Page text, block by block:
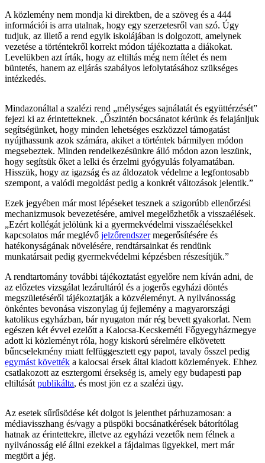
A közlemény nem mondja ki direktben, de a szöveg és a 444
információi is arra utalnak, hogy egy szerzetesről van szó. Úgy
tudjuk, az illető a rend egyik iskolájában is dolgozott, amelynek
vezetése a történtekről korrekt módon tájékoztatta a diákokat.
Levelükben azt írták, hogy az eltiltás még nem ítélet és nem
büntetés, hanem az eljárás szabályos lefolytatásához szükséges
intézkedés.
Mindazonáltal a szalézi rend „mélységes sajnálatát és együttérzését”
fejezi ki az érintetteknek. „Őszintén bocsánatot kérünk és felajánljuk
segítségünket, hogy minden lehetséges eszközzel támogatást
nyújthassunk azok számára, akiket a történtek bármilyen módon
megsebeztek. Minden rendelkezésünkre álló módon azon leszünk,
hogy segítsük őket a lelki és érzelmi gyógyulás folyamatában.
Hisszük, hogy az igazság és az áldozatok védelme a legfontosabb
szempont, a valódi megoldást pedig a konkrét változások jelentik.”
Ezek jegyében már most lépéseket tesznek a szigorúbb ellenőrzési
mechanizmusok bevezetésére, amivel megelőzhetők a visszaélések.
„Ezért kollégát jelölünk ki a gyermekvédelmi visszaélésekkel
kapcsolatos már meglévő jelzőrendszermegerősítésére és
hatékonyságának növelésére, rendtársainkat és rendünk
munkatársait pedig gyermekvédelmi képzésben részesítjük.”
A rendtartomány további tájékoztatást egyelőre nem kíván adni, de
az előzetes vizsgálat lezárultáról és a jogerős egyházi döntés
megszületéséről tájékoztatják a közvéleményt. A nyilvánosság
önkéntes bevonása viszonylag új fejlemény a magyarországi
katolikus egyházban, bár nyugaton már rég bevett gyakorlat. Nem
egészen két évvel ezelőtt a Kalocsa-Kecskeméti Főgyegyházmegye
adott ki közleményt róla, hogy kiskorú sérelmére elkövetett
bűncselekmény miatt felfüggesztett egy papot, tavaly ősszel pedig
egymást követték a kalocsai érsek által kiadott közlemények. Ehhez
csatlakozott az esztergomi érsekség is, amely egy budapesti pap
eltiltását publikálta, és most jön ez a szalézi ügy.
Az esetek sűrűsödése két dolgot is jelenthet párhuzamosan: a
médiavisszhang és/vagy a püspöki bocsánatkérések bátorítólag
hatnak az érintettekre, illetve az egyházi vezetők nem félnek a
nyilvánosság elé állni ezekkel a fájdalmas ügyekkel, mert már
megtört a jég.